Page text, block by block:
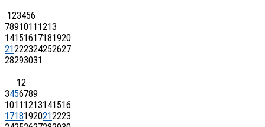
123456
7891011 1213
14151617181920
21222324252627
28293031
12
3456789
1011 1213141516
17181920212223